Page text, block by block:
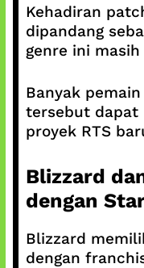
Kehadiran
dipandang
genre ini
Banyak
tersebut dapat
proyek RTS
Blizzard
dengan
Blizzard
dengan